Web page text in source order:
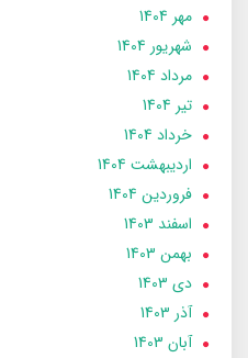
مهر 1404
شهریور 1404
مرداد 1404
تير 1404
خرداد 1404
ارديبهشت 1404
فروردین 1404
اسفند 1403
بهمن 1403
دی 1403
آذر 1403
آبان 1403